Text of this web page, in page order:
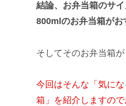
結論、お弁当箱のサ
800mlのお弁当箱がお
そしてそのお弁当箱
今回はそんな「気に
箱」を紹介しますので